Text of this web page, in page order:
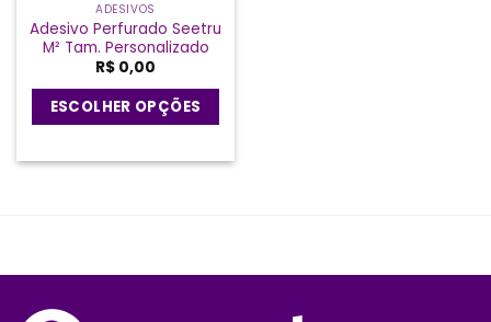
ADESIVOS
Adesivo Perfurado Seetru
M² Tam. Personalizado
R$ 0,00
ESCOLHER OPÇÕES